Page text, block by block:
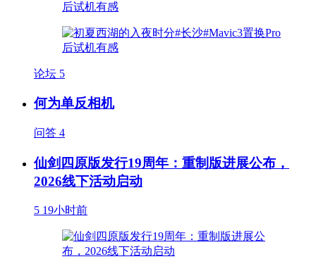
论坛 5
何为单反相机
问答 4
仙剑四原版发行19周年：重制版进展公布，
2026线下活动启动
5 19小时前